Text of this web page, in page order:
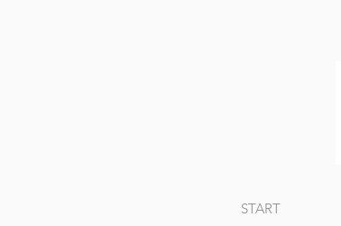
START